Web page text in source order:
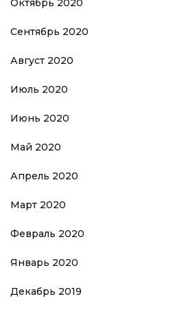
Октябрь 2020
Сентябрь 2020
Август 2020
Июль 2020
Июнь 2020
Май 2020
Апрель 2020
Март 2020
Февраль 2020
Январь 2020
Декабрь 2019